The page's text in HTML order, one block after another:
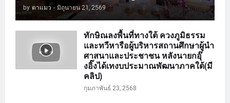
by ตาแมว - มิถุนายน 21, 2569
ทักษิณลงพื้นที่ทางใต้ ควงภูมิธรรม
และทวีหารือผู้บริหารสถานศึกษาผู้นำ
ศาสนาและประชาชน หลังนายกอุ๊
งอิ๊งได้เทงบประมาณพัฒนาภาคใต้(มี
คลิป)
กุมภาพันธ์ 23, 2568